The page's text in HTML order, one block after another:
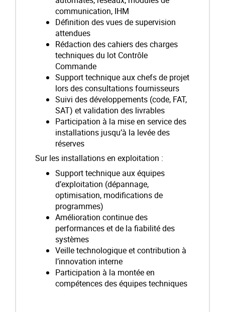
communication, IHM
Définition des vues de supervision
attendues
Rédaction des cahiers des charges
techniques du lot Contrôle
Commande
Support technique aux chefs de projet
lors des consultations fournisseurs
Suivi des développements (code, FAT,
SAT) et validation des livrables
Participation à la mise en service des
installations jusqu’à la levée des
réserves
Sur les installations en exploitation :
Support technique aux équipes
d’exploitation (dépannage,
optimisation, modifications de
programmes)
Amélioration continue des
performances et de la fiabilité des
systèmes
Veille technologique et contribution à
l’innovation interne
Participation à la montée en
compétences des équipes techniques